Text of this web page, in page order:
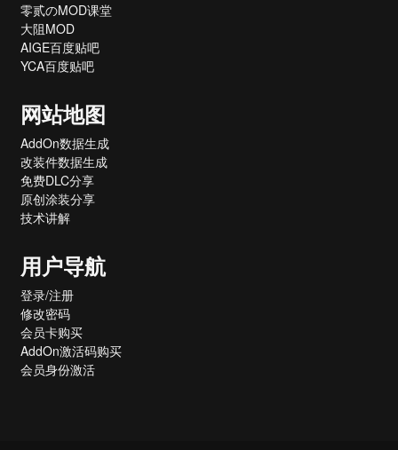
零贰のMOD课堂
大阻MOD
AIGE百度贴吧
YCA百度贴吧
网站地图
AddOn数据生成
改装件数据生成
免费DLC分享
原创涂装分享
技术讲解
用户导航
登录/注册
修改密码
会员卡购买
AddOn激活码购买
会员身份激活